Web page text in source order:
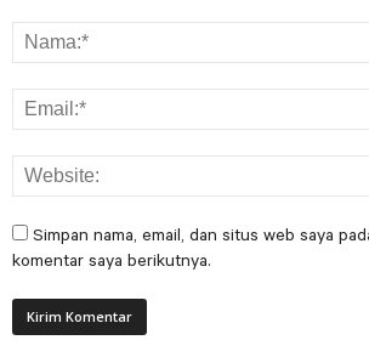
Simpan nama, email, dan situs web saya
komentar saya berikutnya.